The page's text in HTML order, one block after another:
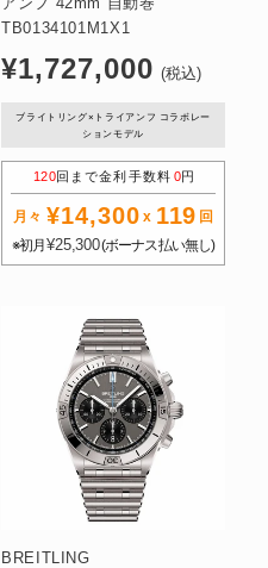
TB0134101M1X1
通
価
¥1,727,000 (税込)
ブライトリング×トライアンフ コラボレー
ションモデル
120回まで金利手数料 0円
月々 ¥14,300 x 119 回
※初月 ¥25,300(ボーナス払い無し)
BREITLING